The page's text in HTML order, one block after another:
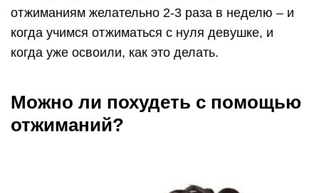
доволен своей фигурой. Кому-то мешают
лишние килограммы, кто-то чувствует себя
испытывать физические нагрузки.